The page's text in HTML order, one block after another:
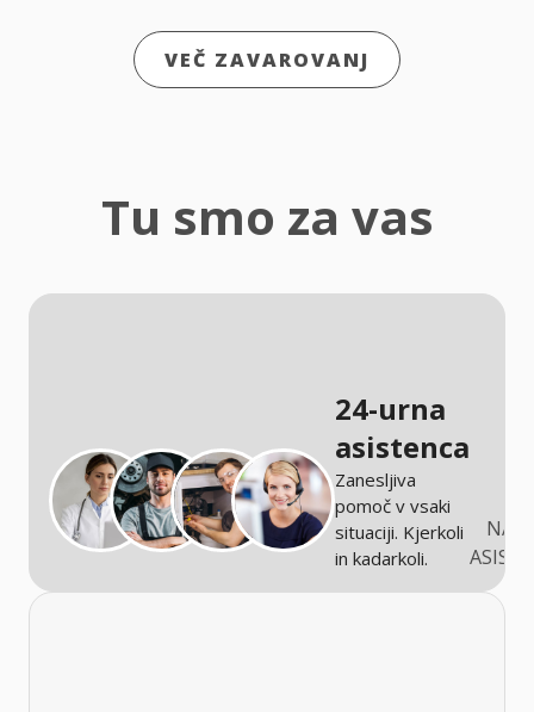
VEČ ZAVAROVANJ
Tu smo za vas
24-urna
asistenca
Zanesljiva
pomoč v vsaki
situaciji. Kjerkoli
in kadarkoli.